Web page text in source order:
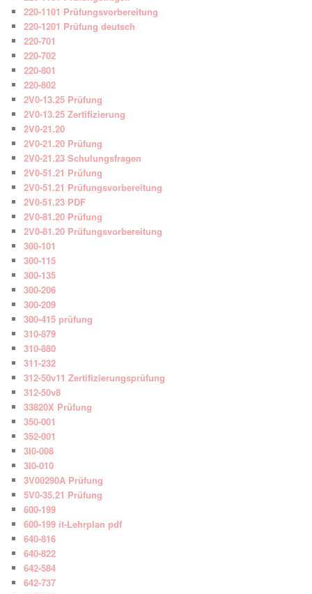
220-1101 Prüfungsvorbereitung
220-1201 Prüfung deutsch
220-701
220-702
220-801
220-802
2V0-13.25 Prüfung
2V0-13.25 Zertifizierung
2V0-21.20
2V0-21.20 Prüfung
2V0-21.23 Schulungsfragen
2V0-51.21 Prüfung
2V0-51.21 Prüfungsvorbereitung
2V0-51.23 PDF
2V0-81.20 Prüfung
2V0-81.20 Prüfungsvorbereitung
300-101
300-115
300-135
300-206
300-209
300-415 prüfung
310-879
310-880
311-232
312-50v11 Zertifizierungsprüfung
312-50v8
33820X Prüfung
350-001
352-001
3I0-008
3I0-010
3V00290A Prüfung
5V0-35.21 Prüfung
600-199
600-199 it-Lehrplan pdf
640-816
640-822
642-584
642-737